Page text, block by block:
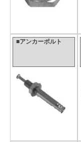
■アンカーボルト